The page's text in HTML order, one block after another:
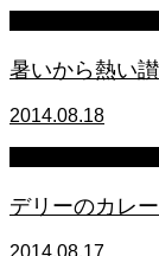
暑いから熱い
2014.08.18
デリーのカレ